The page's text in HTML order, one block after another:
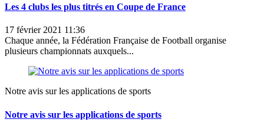
Les 4 clubs les plus titrés en Coupe de France
17 février 2021 11:36
Chaque année, la Fédération Française de Football organise
plusieurs championnats auxquels...
Notre avis sur les applications de sports
Notre avis sur les applications de sports